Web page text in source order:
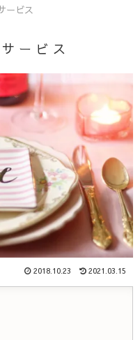
ービス
ービス
2018.10.23 2021.03.15